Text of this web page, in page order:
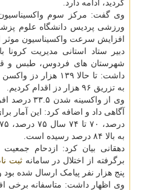
گردید، ادامه دارد.
وی گفت: مرکز سوم واکسیناسیون
ورزشی پردیس دانشگاه علوم
افزایش سرعت واکسیناسیون
دبیر ستاد استانی مدیریت کرونا
شهرستان های فردوس، طبس و
داشت: تا حالا ۱۳۹
به تزریق ۹۶ هزار دز اقدام کردیم.
به بالا ۸۴ درصد رسیده است.
دهقانی بیان کرد: ازدحام
برگرفته از اختلال در سامانهثبت
پنج هزار نفر پیامک ارسال شده
وی اظهار داشت: متاسفانه برخی